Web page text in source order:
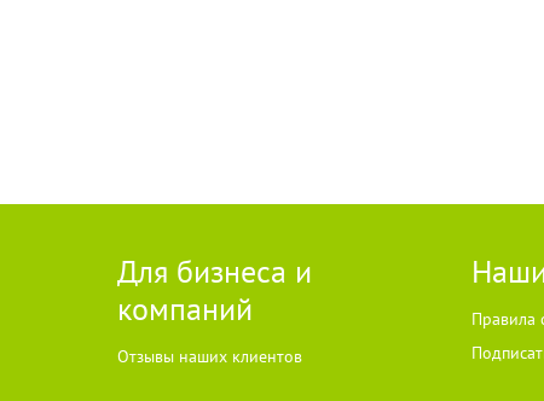
Для бизнеса и
компаний
Отзывы наших клиентов
Правила